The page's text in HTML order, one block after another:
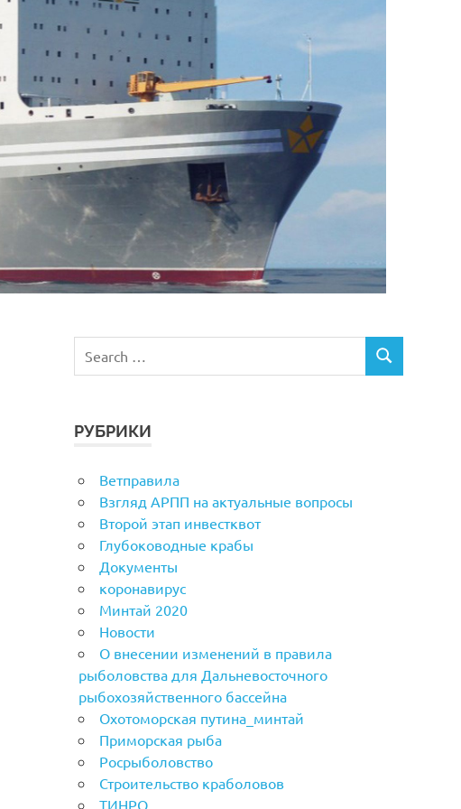
РУБРИКИ
Ветправила
Взгляд АРПП на актуальные вопросы
Второй этап инвестквот
Глубоководные крабы
Документы
коронавирус
Минтай 2020
Новости
О внесении изменений в правила
рыболовства для Дальневосточного
рыбохозяйственного бассейна
Охотоморская путина_минтай
Приморская рыба
Росрыболовство
Строительство краболовов
ТИНРО